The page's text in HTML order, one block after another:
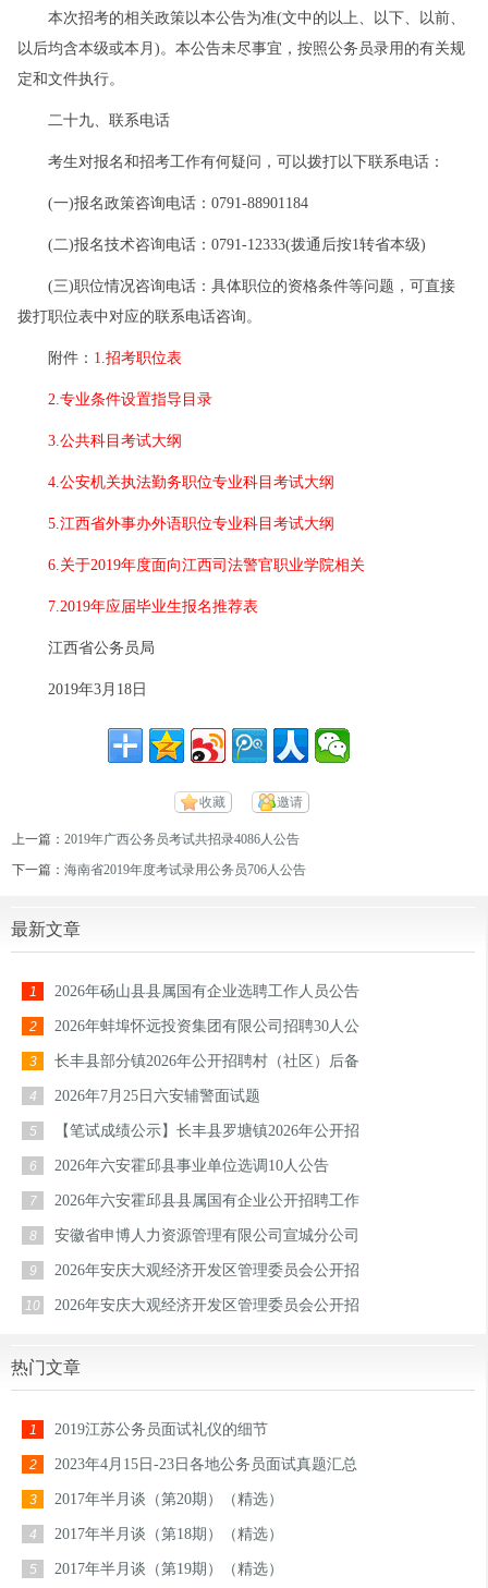
本次招考的相关政策以本公告为准(文中的以上、以下、以前、
以后均含本级或本月)。本公告未尽事宜，按照公务员录用的有关规
定和文件执行。
二十九、联系电话
考生对报名和招考工作有何疑问，可以拨打以下联系电话：
(一)报名政策咨询电话：0791-88901184
(二)报名技术咨询电话：0791-12333(拨通后按1转省本级)
(三)职位情况咨询电话：具体职位的资格条件等问题，可直接
拨打职位表中对应的联系电话咨询。
附件： 1.招考职位表
2.专业条件设置指导目录
3.公共科目考试大纲
4.公安机关执法勤务职位专业科目考试大纲
5.江西省外事办外语职位专业科目考试大纲
6.关于2019年度面向江西司法警官职业学院相关
7.2019年应届毕业生报名推荐表
江西省公务员局
2019年3月18日
收藏 邀请
上一篇：2019年广西公务员考试共招录4086人公告
下一篇：海南省2019年度考试录用公务员706人公告
最新文章
1 2026年砀山县县属国有企业选聘工作人员公告
2 2026年蚌埠怀远投资集团有限公司招聘30人公
3 长丰县部分镇2026年公开招聘村（社区）后备
4 2026年7月25日六安辅警面试题
5 【笔试成绩公示】长丰县罗塘镇2026年公开招
6 2026年六安霍邱县事业单位选调10人公告
7 2026年六安霍邱县县属国有企业公开招聘工作
8 安徽省申博人力资源管理有限公司宣城分公司
9 2026年安庆大观经济开发区管理委员会公开招
10 2026年安庆大观经济开发区管理委员会公开招
热门文章
1 2019江苏公务员面试礼仪的细节
2 2023年4月15日-23日各地公务员面试真题汇总
3 2017年半月谈（第20期）（精选）
4 2017年半月谈（第18期）（精选）
5 2017年半月谈（第19期）（精选）